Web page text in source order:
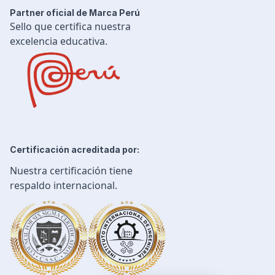
Partner oficial de Marca Perú
Sello que certifica nuestra
excelencia educativa.
Certificación acreditada por:
Nuestra certificación tiene
respaldo internacional.